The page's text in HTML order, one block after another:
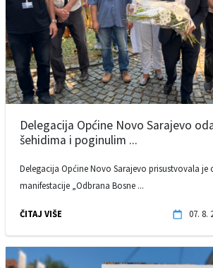
Delegacija Općine Novo Sarajevo
šehidima i poginulim ...
Delegacija Općine Novo Sarajevo prisustvovala je
manifestacije „Odbrana Bosne ...
ČITAJ VIŠE 07. 8.